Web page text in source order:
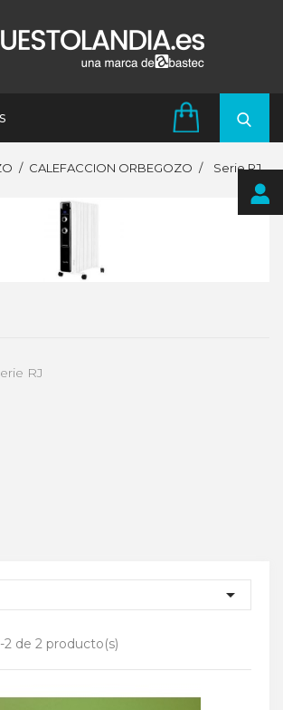
CALEFACCION ORBEGOZO Serie RJ
RJ

2 de 2 producto(s)